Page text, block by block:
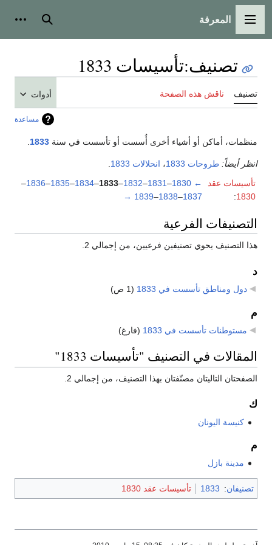
القائمة الرئيسية
المعرفة بحث
تصنيف:تأسيسات 1833
تصنيف ناقش هذه الصفحة أدوات
مساعدة
منظمات، أماكن أو أشياء أخرى أُسست أو تأسست في سنة 1833
انظر أيضاً: طروحات 1833 ، انحلالات 1833
تأسيسات عقد
1830
:
←
1830
–
1831
–
1832
–
1833
–
1834
–
1835
–
1836
–
1837
–
1838
–
1839
→
التصنيفات الفرعية
هذا التصنيف يحوي تصنيفين فرعيين، من إجمالي 2.
د
دول ومناطق تأسست في 1833 (1 ص)
م
مستوطنات تأسست في 1833 (فارغ)
المقالات في التصنيف "تأسيسات 1833"
الصفحتان التاليتان مصنّفتان بهذا التصنيف، من إجمالي 2.
ك
كنيسة اليونان
م
مدينة بازل
تصنيفان:
1833 تأسيسات عقد 1830